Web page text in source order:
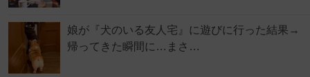
娘が『犬のいる友人宅』に遊びに行った結果→
帰ってきた瞬間に…まさ…